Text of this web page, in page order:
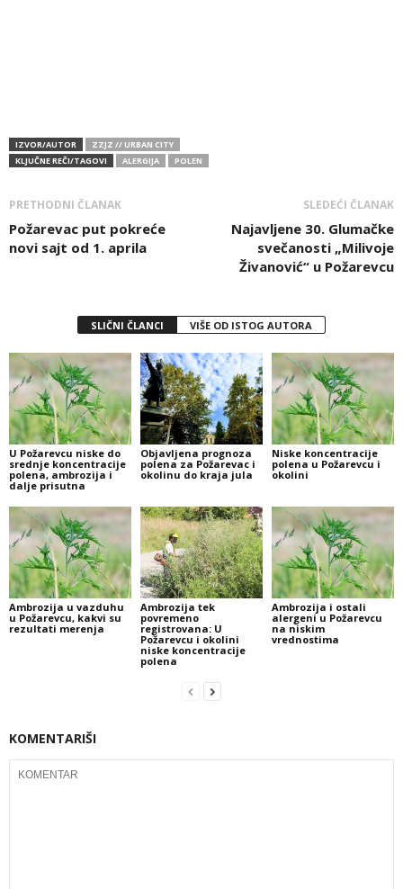
IZVOR/AUTOR
ZZJZ // URBAN CITY
KLJUČNE REČI/TAGOVI
ALERGIJA POLEN
PRETHODNI ČLANAK
Požarevac put pokreće
novi sajt od 1. aprila
SLEDEĆI ČLANAK
Najavljene 30. Glumačke
svečanosti „Milivoje
Živanović“ u Požarevcu
SLIČNI ČLANCI VIŠE OD ISTOG AUTORA
U Požarevcu niske do
srednje koncentracije
polena, ambrozija i
dalje prisutna
Objavljena prognoza
polena za Požarevac i
okolinu do kraja jula
Niske koncentracije
polena u Požarevcu i
okolini
Ambrozija u vazduhu
u Požarevcu, kakvi su
rezultati merenja
Ambrozija tek
povremeno
registrovana: U
Požarevcu i okolini
niske koncentracije
polena
Ambrozija i ostali
alergeni u Požarevcu
na niskim
vrednostima
KOMENTARIŠI